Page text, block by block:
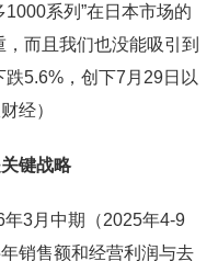
系列”在日本市场的
而且我们也没能吸引到
跌5.6%，创下7月29日以
经）
键战略
3月中期（2025年4-9
销售额和经营利润与去